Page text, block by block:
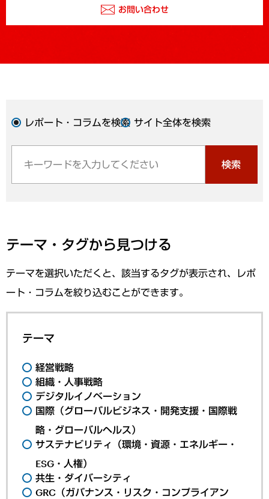
お問い合わせ
レポート・コラムを検索 サイト全体を検索
検索
テーマ・タグから見つける
テーマを選択いただくと、該当するタグが表示され、レポ
ート・コラムを絞り込むことができます。
テーマ
経営戦略
組織・人事戦略
デジタルイノベーション
国際（グローバルビジネス・開発支援・国際戦
略・グローバルヘルス）
サステナビリティ（環境・資源・エネルギー・
ESG・人権）
共生・ダイバーシティ
GRC（ガバナンス・リスク・コンプライアン